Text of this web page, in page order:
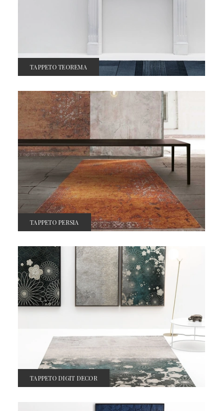
TAPPETO TEOREMA
TAPPETO PERSIA
TAPPETO DIGIT DECOR